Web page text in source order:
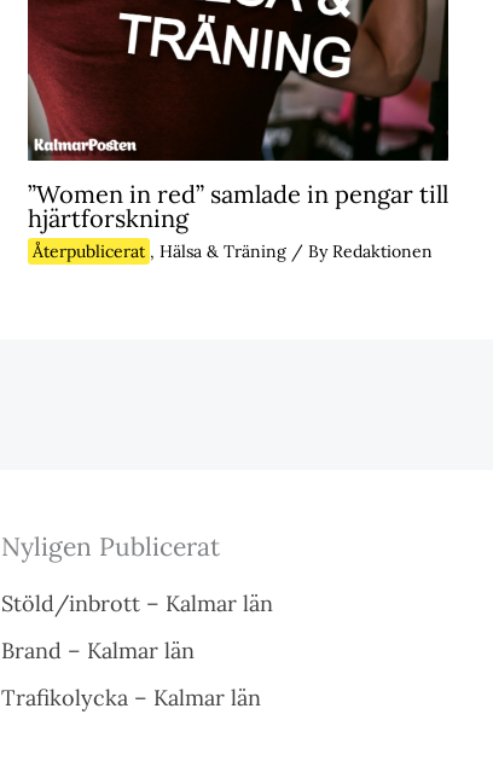
”Women in red” samlade in pengar till
hjärtforskning
Återpublicerat , Hälsa & Träning/ ByRedaktionen
Nyligen Publicerat
Stöld/inbrott – Kalmar län
Brand – Kalmar län
Trafikolycka – Kalmar län